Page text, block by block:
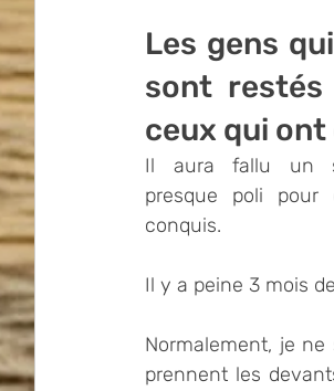
Les gens
sont
ceux qui ont
Il aura fallu un
presque poli
conquis.
Il y a peine 3 mois
Normalement, je
prennent les